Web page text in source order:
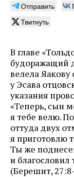
Отправить
Твитнуть
В главе
будоражащий
велела Яакову
у Эсава
указания
«Теперь, сын
я тебе велю.
оттуда двух
я приготовлю
Ты же
и
(Берешит,